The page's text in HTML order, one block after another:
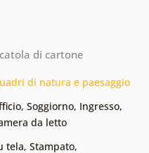
di cartone
di natura e paesaggio
, Soggiorno, Ingresso,
da letto
tela, Stampato,